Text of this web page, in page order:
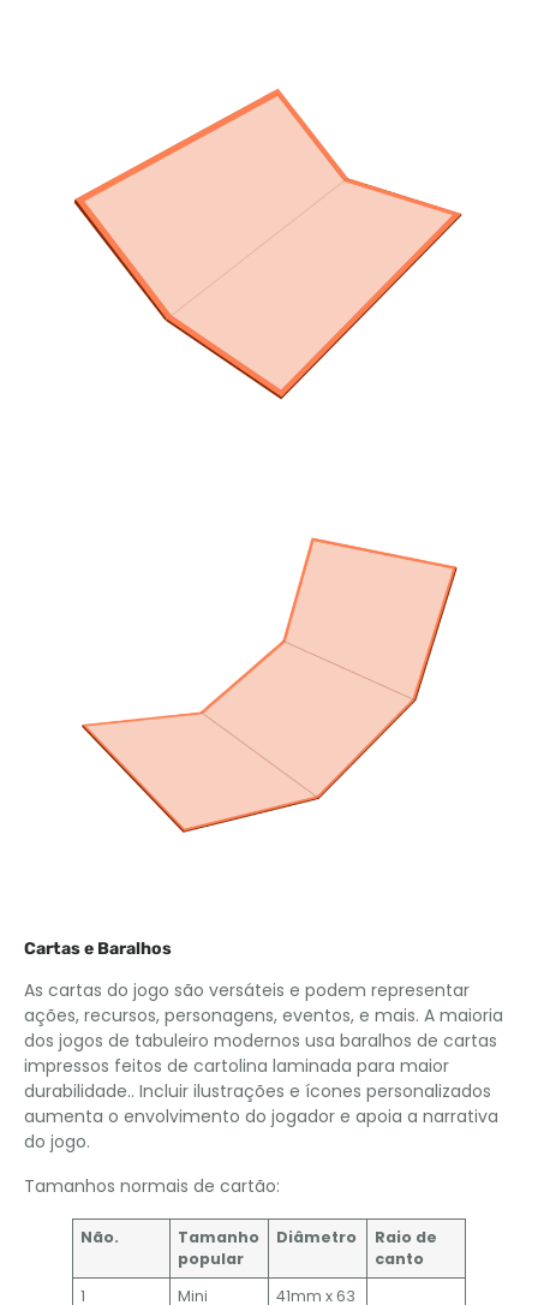
Cartas e Baralhos
As cartas do jogo são versáteis e podem representar
ações, recursos, personagens, eventos, e mais. A maioria
dos jogos de tabuleiro modernos usa baralhos de cartas
impressos feitos de cartolina laminada para maior
durabilidade.. Incluir ilustrações e ícones personalizados
aumenta o envolvimento do jogador e apoia a narrativa
do jogo.
Tamanhos normais de cartão:
Não.
Tamanho
popular
Diâmetro
Raio de
canto
1
Mini 41mm x 63